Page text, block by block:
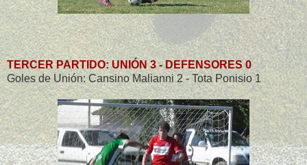
TERCER PARTIDO: UNIÓN 3 - DEFENSORES 0
Goles de Unión: Cansino Malianni 2 - Tota Ponisio 1